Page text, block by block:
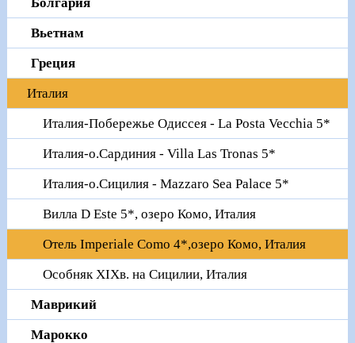
Вьетнам
Греция
Италия
Италия-Побережье Одиссея - La Posta Vecchia 5*
Италия-о.Сардиния - Villa Las Tronas 5*
Италия-о.Сицилия - Mazzaro Sea Palace 5*
Вилла D Este 5*, озеро Комо, Италия
Отель Imperiale Como 4*,озеро Комо, Италия
Особняк XIXв. на Сицилии, Италия
Маврикий
Марокко